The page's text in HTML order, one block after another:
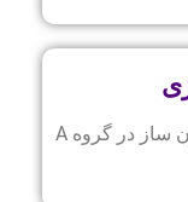
بهتر است میزان مصرف انرژی اکسیژن ساز در گروه A